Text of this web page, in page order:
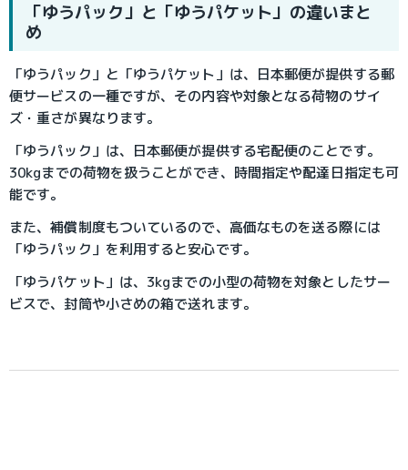
「ゆうパック」と「ゆうパケット」の違いまと
め
「ゆうパック」と「ゆうパケット」は、日本郵便が提供する郵
便サービスの一種ですが、その内容や対象となる荷物のサイ
ズ・重さが異なります。
「ゆうパック」は、日本郵便が提供する宅配便のことです。
30kgまでの荷物を扱うことができ、時間指定や配達日指定も可
能です。
また、補償制度もついているので、高価なものを送る際には
「ゆうパック」を利用すると安心です。
「ゆうパケット」は、3kgまでの小型の荷物を対象としたサー
ビスで、封筒や小さめの箱で送れます。